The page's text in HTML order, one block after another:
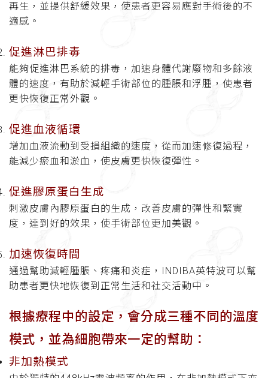
再生，並提供舒緩效果，使患者更容易應對手術後的不
適感。
促進淋巴排毒
能夠促進淋巴系統的排毒，加速身體代謝廢物和多餘液
體的速度，有助於減輕手術部位的腫脹和浮腫，使患者
更快恢復正常外觀。
促進血液循環
增加血液流動到受損組織的速度，從而加速修復過程，
能減少瘀血和淤血，使皮膚更快恢復彈性。
促進膠原蛋白生成
刺激皮膚內膠原蛋白的生成，改善皮膚的彈性和緊實
度，達到好的效果，使手術部位更加美觀。
加速恢復時間
通過幫助減輕腫脹、疼痛和炎症，INDIBA英特波可以幫
助患者更快地恢復到正常生活和社交活動中。
根據療程中的設定，會分成三種不同的溫度
模式，並為細胞帶來一定的幫助：
非加熱模式